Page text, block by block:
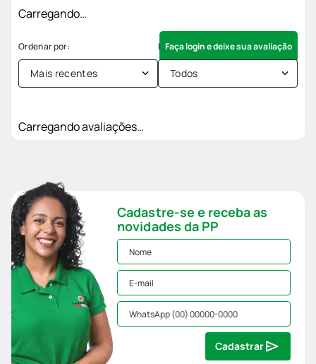
Carregando…
Faça login e deixe sua avaliação
Mais recentes Todos
Carregando avaliações…
Cadastre-se e receba as
novidades da PP
Cadastrar